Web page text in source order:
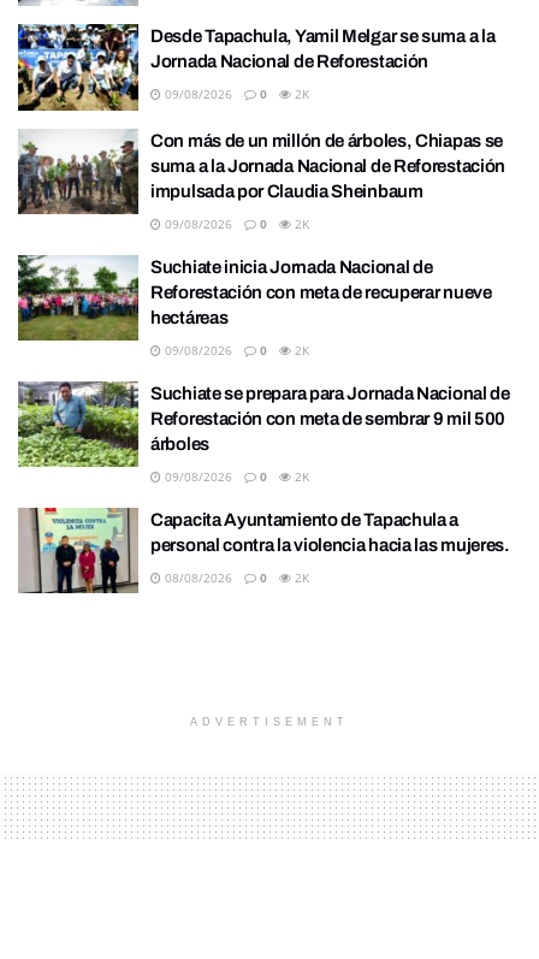
Desde Tapachula, Yamil Melgar se suma a la
Jornada Nacional de Reforestación
09/08/2026 0 2K
Con más de un millón de árboles, Chiapas se
suma a la Jornada Nacional de Reforestación
impulsada por Claudia Sheinbaum
09/08/2026 0 2K
Suchiate inicia Jornada Nacional de
Reforestación con meta de recuperar nueve
hectáreas
09/08/2026 0 2K
Suchiate se prepara para Jornada Nacional de
Reforestación con meta de sembrar 9 mil 500
árboles
09/08/2026 0 2K
Capacita Ayuntamiento de Tapachula a
personal contra la violencia hacia las mujeres.
08/08/2026 0 2K
ADVERTISEMENT